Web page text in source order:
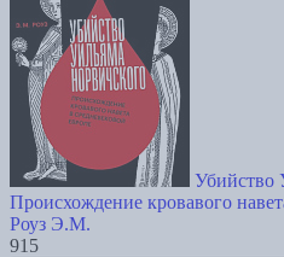
Убийство
Происхождение кровавого
Роуз Э.М.
915